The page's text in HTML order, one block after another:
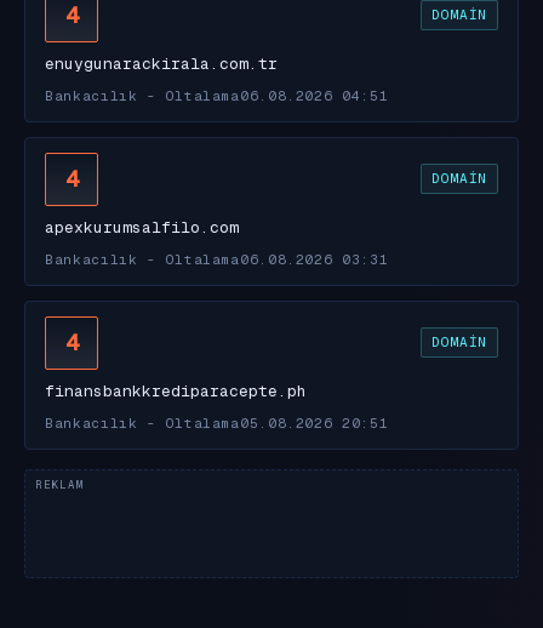
4 DOMAIN
enuygunarackirala.com.tr
Bankacılık - Oltalama 06.08.2026 04:51
4 DOMAIN
apexkurumsalfilo.com
Bankacılık - Oltalama 06.08.2026 03:31
4 DOMAIN
finansbankkrediparacepte.ph
Bankacılık - Oltalama 05.08.2026 20:51